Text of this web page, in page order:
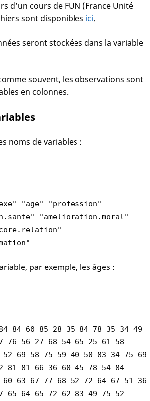
d’un cours de FUN (France Unité
sont disponibles ici.
seront stockées dans la variable
souvent, les observations sont
en colonnes.
noms de variables :
"age" "profession"
"amelioration.moral"
par exemple, les âges :
84 60 85 28 35 84 78 35 34 49
76 56 27 68 54 65 25 61 58
69 58 75 59 40 50 83 34 75 69
81 81 66 36 60 45 78 54 84
63 67 77 68 52 72 64 67 51 36
65 64 65 72 62 83 49 75 52